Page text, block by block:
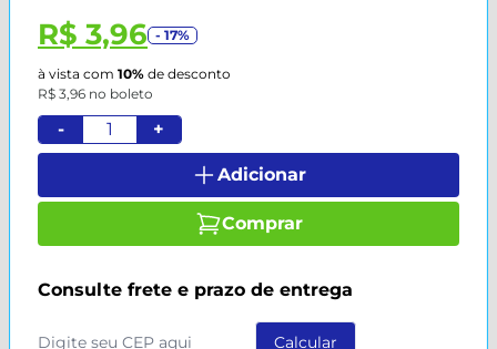
R$ 3,96 - 17%
à vista com 10% de desconto
R$ 3,96 no boleto
- +
Adicionar
Comprar
Consulte frete e prazo de entrega